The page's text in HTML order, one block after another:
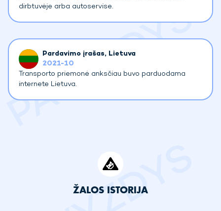
dirbtuvėje arba autoservise.
Pardavimo įrašas, Lietuva
2021-10
Transporto priemonė anksčiau buvo parduodama
internete Lietuva.
ŽALOS ISTORIJA